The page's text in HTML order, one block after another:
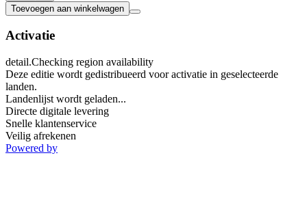
Toevoegen aan winkelwagen
Activatie
detail.Checking region availability
Deze editie wordt gedistribueerd voor activatie in geselecteerde
landen.
Landenlijst wordt geladen...
Directe digitale levering
Snelle klantenservice
Veilig afrekenen
Powered by